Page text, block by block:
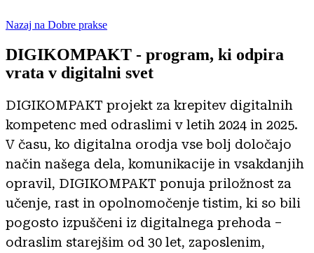
Nazaj na Dobre prakse
DIGIKOMPAKT - program, ki odpira
vrata v digitalni svet
DIGIKOMPAKT projekt za krepitev digitalnih
kompetenc med odraslimi v letih 2024 in 2025.
V času, ko digitalna orodja vse bolj določajo
način našega dela, komunikacije in vsakdanjih
opravil, DIGIKOMPAKT ponuja priložnost za
učenje, rast in opolnomočenje tistim, ki so bili
pogosto izpuščeni iz digitalnega prehoda –
odraslim starejšim od 30 let, zaposlenim,